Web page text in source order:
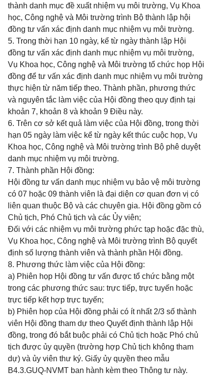
thành danh mục đề xuất nhiệm vụ môi trường, Vụ Khoa
học, Công nghệ và Môi trường trình Bộ thành lập hội
đồng tư vấn xác định danh mục nhiệm vụ môi trường.
5. Trong thời hạn 10 ngày, kể từ ngày thành lập Hội
đồng tư vấn xác định danh mục nhiệm vụ môi trường,
Vụ Khoa học, Công nghệ và Môi trường tổ chức họp Hội
đồng để tư vấn xác định danh mục nhiệm vụ môi trường
thực hiện từ năm tiếp theo. Thành phần, phương thức
và nguyên tắc làm việc của Hội đồng theo quy định tại
khoản 7, khoản 8 và khoản 9 Điều này.
6. Trên cơ sở kết quả làm việc của Hội đồng, trong thời
hạn 05 ngày làm việc kể từ ngày kết thúc cuộc họp, Vụ
Khoa học, Công nghệ và Môi trường trình Bộ phê duyệt
danh mục nhiệm vụ môi trường.
7. Thành phần Hội đồng:
Hội đồng tư vấn danh mục nhiệm vụ bảo vệ môi trường
có 07 hoặc 09 thành viên là đại diện cơ quan đơn vị có
liên quan thuộc Bộ và các chuyên gia. Hội đồng gồm có
Chủ tịch, Phó Chủ tịch và các Ủy viên;
Đối với các nhiệm vụ môi trường phức tạp hoặc đặc thù,
Vụ Khoa học, Công nghệ và Môi trường trình Bộ quyết
định số lượng thành viên và thành phần Hội đồng.
8. Phương thức làm việc của Hội đồng:
a) Phiên họp Hội đồng tư vấn được tổ chức bằng một
trong các phương thức sau: trực tiếp, trực tuyến hoặc
trực tiếp kết hợp trực tuyến;
b) Phiên họp của Hội đồng phải có ít nhất 2/3 số thành
viên Hội đồng tham dự theo Quyết định thành lập Hội
đồng, trong đó bắt buộc phải có Chủ tịch hoặc Phó chủ
tịch được ủy quyền (trường hợp Chủ tịch không tham
dự) và ủy viên thư ký. Giấy ủy quyền theo mẫu
B4.3.GUQ-NVMT ban hành kèm theo Thông tư này.